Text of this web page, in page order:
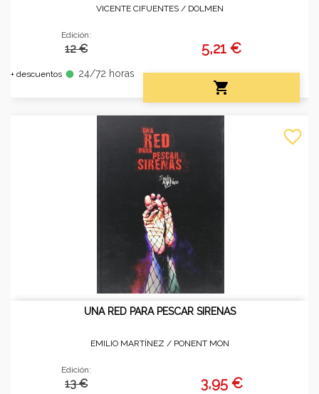
VICENTE CIFUENTES / DOLMEN
Edición:
12 €
+ descuentos fiber_manual_record 24/72 horas
5,21 €

UNA RED PARA PESCAR SIRENAS
EMILIO MARTÍNEZ / PONENT MON
Edición:
13 € 3,95 €
favorite_border